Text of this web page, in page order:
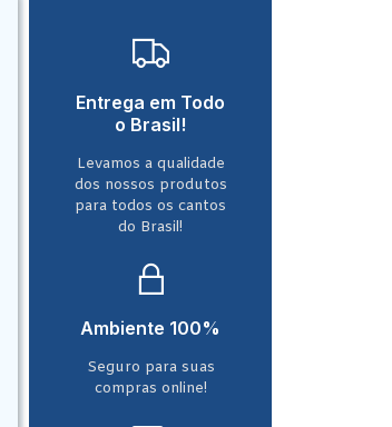
Entrega em Todo
o Brasil!
Levamos a qualidade
dos nossos produtos
para todos os cantos
do Brasil!
Ambiente 100%
Seguro para suas
compras online!